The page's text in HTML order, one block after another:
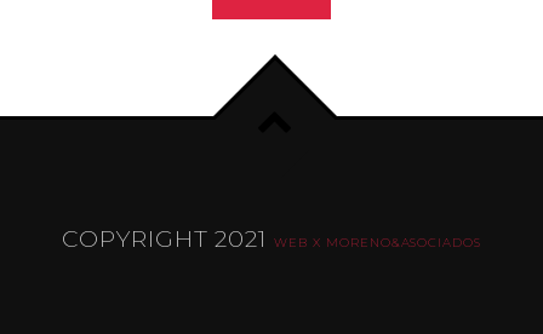
COPYRIGHT 2021WEB X MORENO&ASOCIADOS